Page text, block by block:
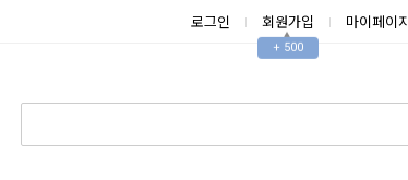
로그인 회원가입
▲
+ 500
마이페이지